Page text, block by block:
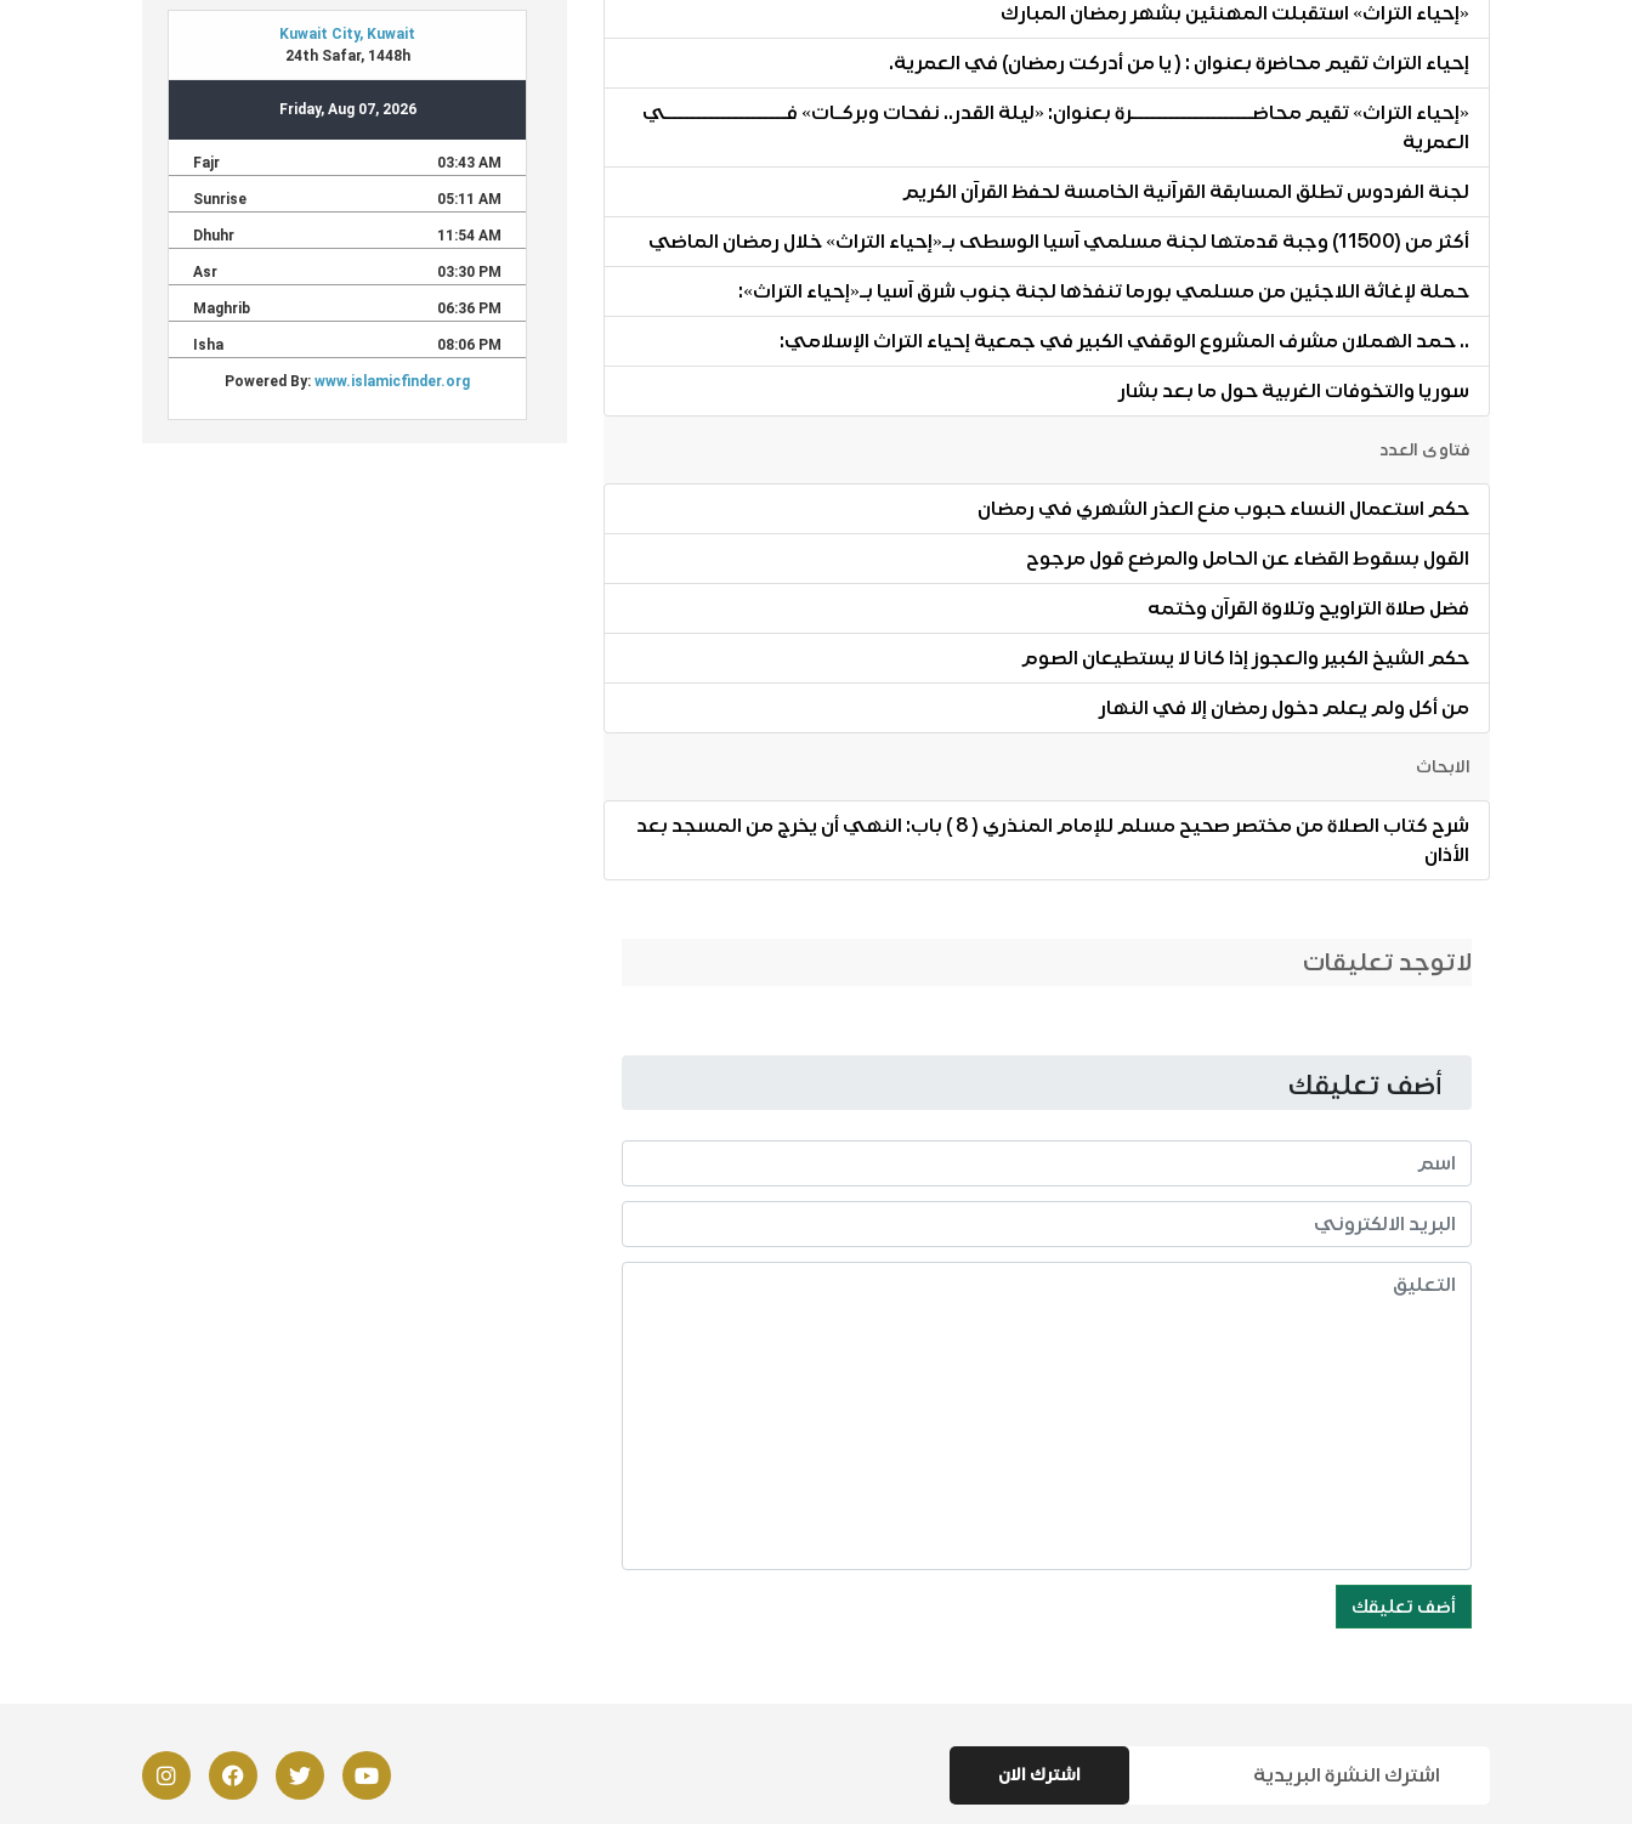
«إحياء التراث» استقبلت المهنئين بشهر رمضان المبارك
إحياء التراث تقيم محاضرة بعنوان : ( يا من أدركت رمضان) في العمرية.
«إحياء التراث» تقيم محاضــــــــــــــــــــرة بعنوان: «ليلة القدر.. نفحات وبركـات» فــــــــــــــــــــي
العمرية
لجنة الفردوس تطلق المسابقة القرآنية الخامسة لحفظ القرآن الكريم
أكثر من (11500) وجبة قدمتها لجنة مسلمي آسيا الوسطى بـ«إحياء التراث» خلال رمضان الماضي
حملة لإغاثة اللاجئين من مسلمي بورما تنفذها لجنة جنوب شرق آسيا بـ«إحياء التراث»:
.. حمد الهملان مشرف المشروع الوقفي الكبير في جمعية إحياء التراث الإسلامي:
سوريا والتخوفات الغربية حول ما بعد بشار
فتاوى العدد
حكم استعمال النساء حبوب منع العذر الشهري في رمضان
القول بسقوط القضاء عن الحامل والمرضع قول مرجوح
فضل صلاة التراويح وتلاوة القرآن وختمه
حكم الشيخ الكبير والعجوز إذا كانا لا يستطيعان الصوم
من أكل ولم يعلم دخول رمضان إلا في النهار
الابحاث
شرح كتاب الصلاة من مختصر صحيح مسلم للإمام المنذري ( 8 ) باب: النهي أن يخرج من المسجد بعد
الأذان
لاتوجد تعليقات
أضف تعليقك
أضف تعليقك